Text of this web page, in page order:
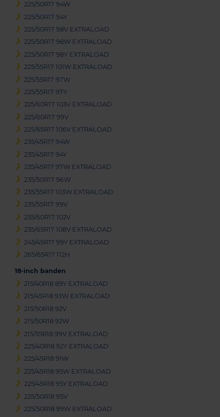
225/50R17 94W
225/50R17 94Y
225/50R17 98V EXTRALOAD
225/50R17 98W EXTRALOAD
225/50R17 98Y EXTRALOAD
225/55R17 101W EXTRALOAD
225/55R17 97W
225/55R17 97Y
225/60R17 103V EXTRALOAD
225/60R17 99V
225/65R17 106V EXTRALOAD
235/45R17 94W
235/45R17 94Y
235/45R17 97W EXTRALOAD
235/50R17 96W
235/55R17 103W EXTRALOAD
235/55R17 99V
235/60R17 102V
235/65R17 108V EXTRALOAD
245/45R17 99Y EXTRALOAD
265/65R17 112H
18-inch banden
215/40R18 89Y EXTRALOAD
215/45R18 93W EXTRALOAD
215/50R18 92V
215/50R18 92W
215/55R18 99V EXTRALOAD
225/40R18 92Y EXTRALOAD
225/45R18 91W
225/45R18 95W EXTRALOAD
225/45R18 95Y EXTRALOAD
225/50R18 95V
225/50R18 99W EXTRALOAD